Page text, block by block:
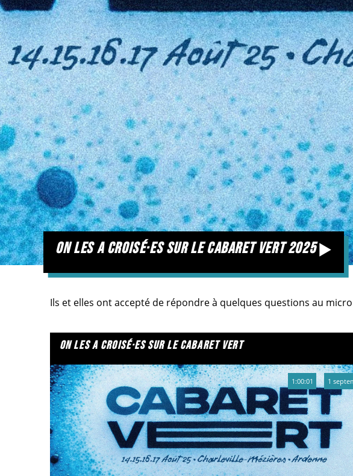
on les a croisé·es sur le cabaret vert 2025
Ils et elles ont accepté de répondre à quelques questions au
on les a croisé·es sur le cabaret vert
1:00:01 1